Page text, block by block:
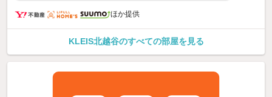
ほか提供
KLEIS北越谷のすべての部屋を見る